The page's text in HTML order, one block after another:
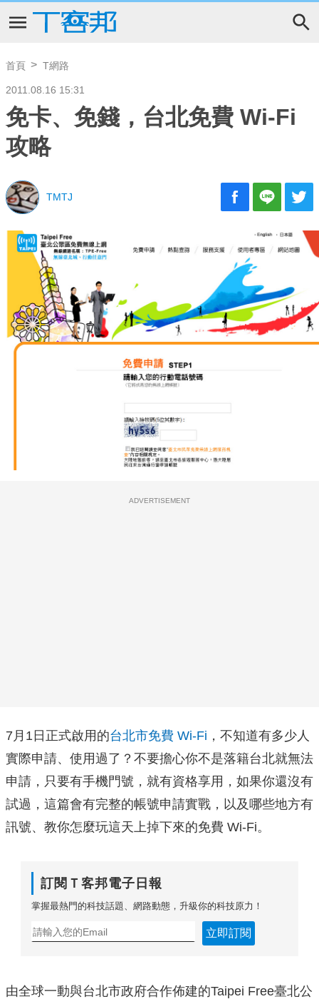
首頁 T網路
2011.08.16 15:31
免卡、免錢，台北免費 Wi-Fi
攻略
TMTJ
ADVERTISEMENT
7月1日正式啟用的台北市免費 Wi-Fi ，不知道有多少人
實際申請、使用過了？不要擔心你不是落籍台北就無法
申請，只要有手機門號，就有資格享用，如果你還沒有
試過，這篇會有完整的帳號申請實戰，以及哪些地方有
訊號、教你怎麼玩這天上掉下來的免費 Wi-Fi。
訂閱Ｔ客邦電子日報
掌握最熱門的科技話題、網路動態，升級你的科技原力！
立即訂閱
由全球一動與台北市政府合作佈建的Taipei Free臺北公